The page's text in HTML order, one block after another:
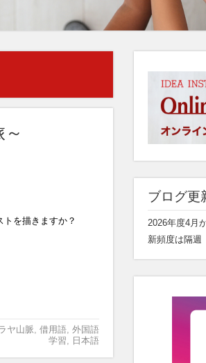
を描きますか？
ヤ山脈 借用語, 外国語
学習
日本語
ブログ更
2026年度4月
新頻度は隔週